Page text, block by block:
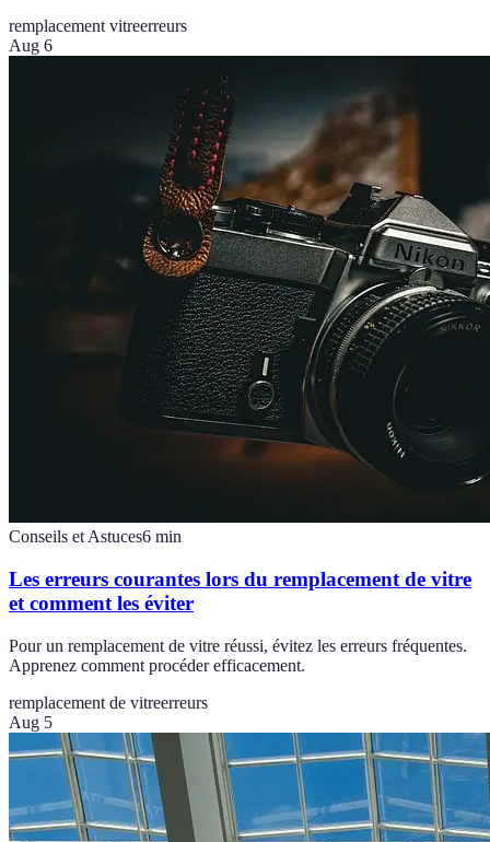
remplacement vitreerreurs
Aug 6
Conseils et Astuces6 min
Les erreurs courantes lors du remplacement de vitre
et comment les éviter
Pour un remplacement de vitre réussi, évitez les erreurs fréquentes.
Apprenez comment procéder efficacement.
remplacement de vitreerreurs
Aug 5